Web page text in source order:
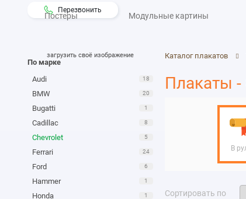
Перезвонить
Постеры Модульные картины
загрузить своё изображение
По марке
Audi
18
BMW 20
Bugatti 1
Cadillac 8
Chevrolet 5
Ferrari 24
Ford 6
Hammer 1
Honda 1
Каталог плакатов
Плакаты -
В
Сортировать по